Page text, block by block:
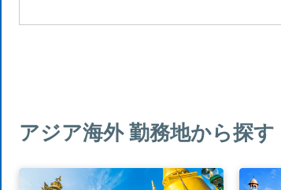
アジア海外 勤務地から探す